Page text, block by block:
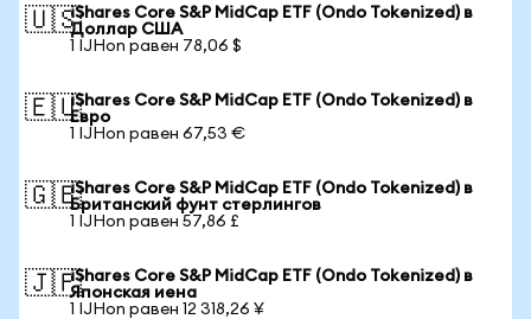
🇺🇸iShares Core S&P MidCap ETF (Ondo Tokenized) в
Доллар США
1 IJHon равен 78,06 $
🇪🇺iShares Core S&P MidCap ETF (Ondo Tokenized) в
Евро
1 IJHon равен 67,53 €
🇬🇧iShares Core S&P MidCap ETF (Ondo Tokenized) в
Британский фунт стерлингов
1 IJHon равен 57,86 £
🇯🇵iShares Core S&P MidCap ETF (Ondo Tokenized) в
Японская иена
1 IJHon равен 12 318,26 ¥